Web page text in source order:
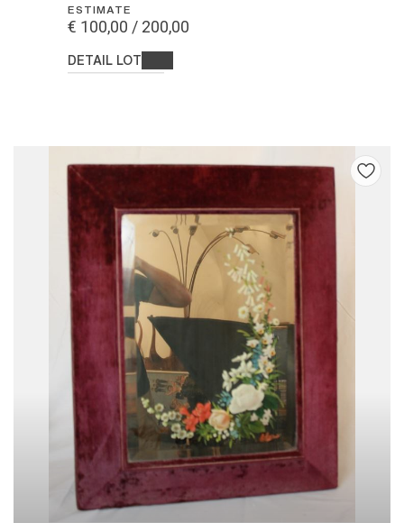
ESTIMATE
€ 100,00 / 200,00
DETAIL LOT